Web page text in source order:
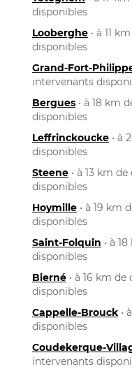
disponibles
Looberghe • à 11
disponibles
Grand-Fort-
intervenants
Bergues • à 18 km
disponibles
Leffrinckoucke • à
disponibles
Steene • à 13 km
disponibles
Hoymille • à 19 km
disponibles
Saint-Folquin • à
disponibles
Bierné • à 16 km
disponibles
Cappelle-Brouck •
disponibles
Coudekerque-
intervenants